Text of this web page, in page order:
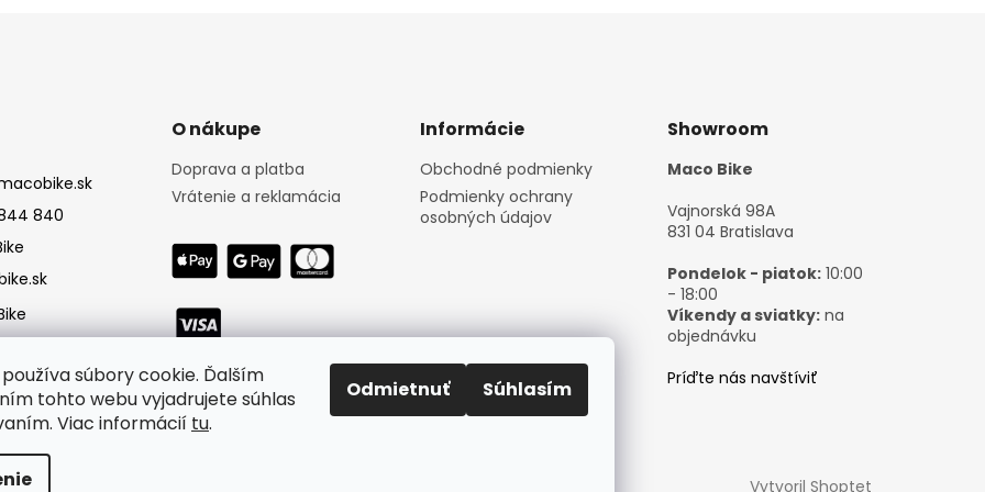
súbory cookie. Ďalším
tohto webu vyjadrujete súhlas
Viac informácií tu.
Odmietnuť Súhlasím
840
O nákupe
Doprava a platba
Vrátenie a reklamácia
Informácie
Obchodné podmienky
Podmienky ochrany
osobných údajov
Showroom
Maco Bike
Vajnorská 98A
831 04 Bratislava
Pondelok - piatok: 10:00
- 18:00
Víkendy a sviatky: na
objednávku
Príďte nás navštíviť
Vytvoril Shoptet